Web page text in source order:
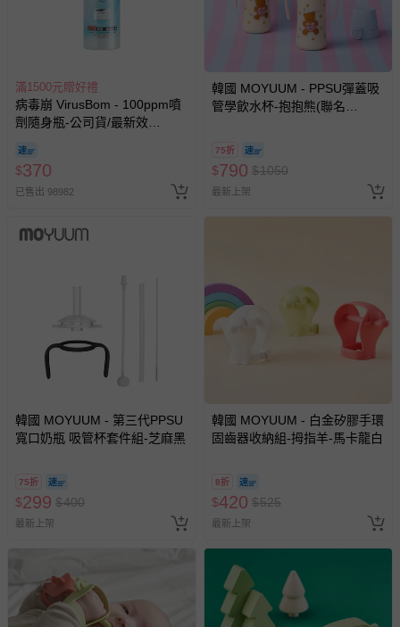
滿1500元贈好禮
病毒崩 VirusBom - 100ppm噴
劑隨身瓶-公司貨/最新效
$370
已售出 98982
韓國 MOYUUM - PPSU彈蓋吸
管學飲水杯-抱抱熊(聯名
75折
$790 $1050
最新上架
韓國 MOYUUM - 第三代PPSU
寬口奶瓶 吸管杯套件組-芝麻黑
75折
$299 $400
最新上架
韓國 MOYUUM - 白金矽膠手環
固齒器收納組-拇指羊-馬卡龍白
8折
$420 $525
最新上架